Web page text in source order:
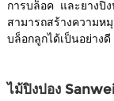
การบล็อค และยางปิง
สามารถสร้างความห
บล็อกลูกได้เป็นอย่าง
ไม้ปิงปอง